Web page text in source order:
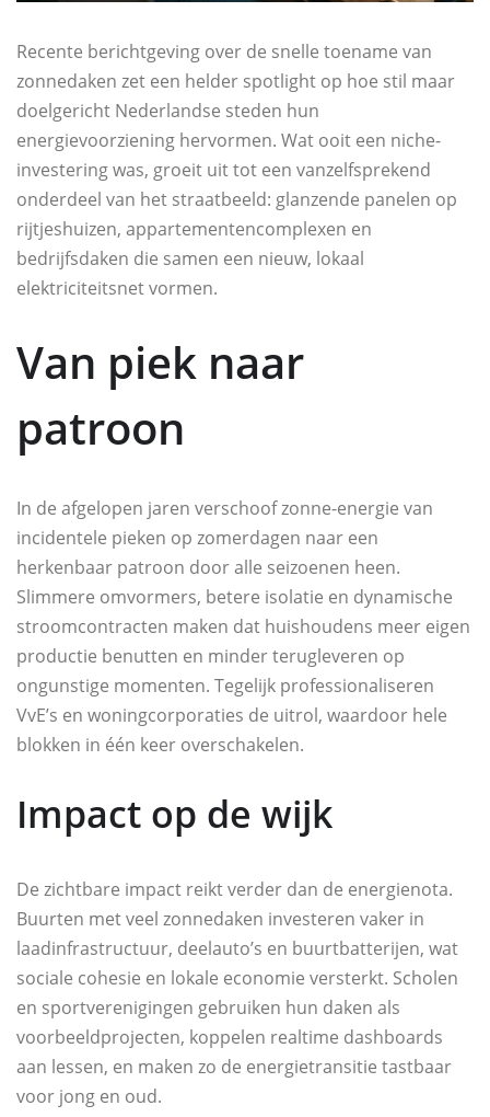
Recente berichtgeving over de snelle toename van
zonnedaken zet een helder spotlight op hoe stil maar
doelgericht Nederlandse steden hun
energievoorziening hervormen. Wat ooit een niche-
investering was, groeit uit tot een vanzelfsprekend
onderdeel van het straatbeeld: glanzende panelen op
rijtjeshuizen, appartementencomplexen en
bedrijfsdaken die samen een nieuw, lokaal
elektriciteitsnet vormen.
Van piek naar
patroon
In de afgelopen jaren verschoof zonne-energie van
incidentele pieken op zomerdagen naar een
herkenbaar patroon door alle seizoenen heen.
Slimmere omvormers, betere isolatie en dynamische
stroomcontracten maken dat huishoudens meer eigen
productie benutten en minder terugleveren op
ongunstige momenten. Tegelijk professionaliseren
VvE’s en woningcorporaties de uitrol, waardoor hele
blokken in één keer overschakelen.
Impact op de wijk
De zichtbare impact reikt verder dan de energienota.
Buurten met veel zonnedaken investeren vaker in
laadinfrastructuur, deelauto’s en buurtbatterijen, wat
sociale cohesie en lokale economie versterkt. Scholen
en sportverenigingen gebruiken hun daken als
voorbeeldprojecten, koppelen realtime dashboards
aan lessen, en maken zo de energietransitie tastbaar
voor jong en oud.